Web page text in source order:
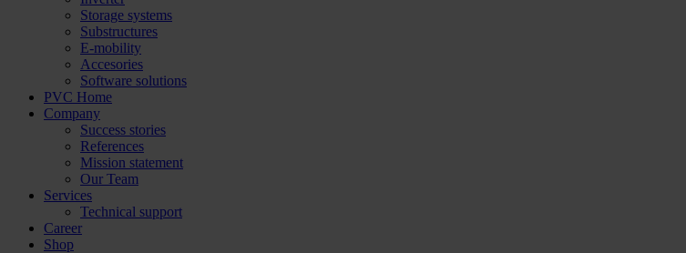
Storage systems
Substructures
E-mobility
Accesories
Software solutions
PVC Home
Company
Success stories
References
Mission statement
Our Team
Services
Technical support
Career
Shop